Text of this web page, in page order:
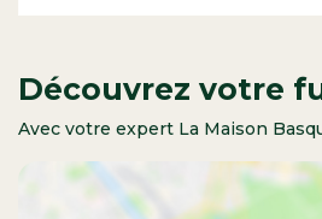
Découvrez votre
Avec votre expert La Maison